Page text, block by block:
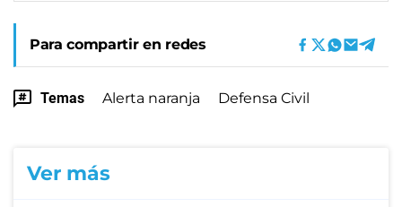
Para compartir en redes
Temas Alerta naranja Defensa Civil
Ver más